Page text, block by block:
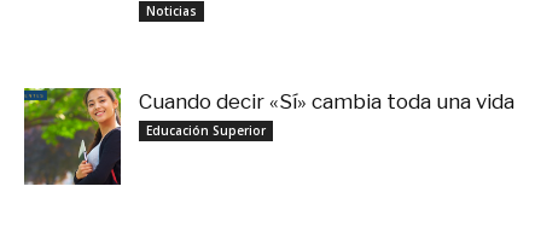
Noticias
Cuando decir «Sí» cambia toda una vida
Educación Superior